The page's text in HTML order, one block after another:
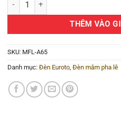
THÊM VÀO
SKU: MFL-A65
Danh mục: Đèn Euroto Đèn mâm pha lê